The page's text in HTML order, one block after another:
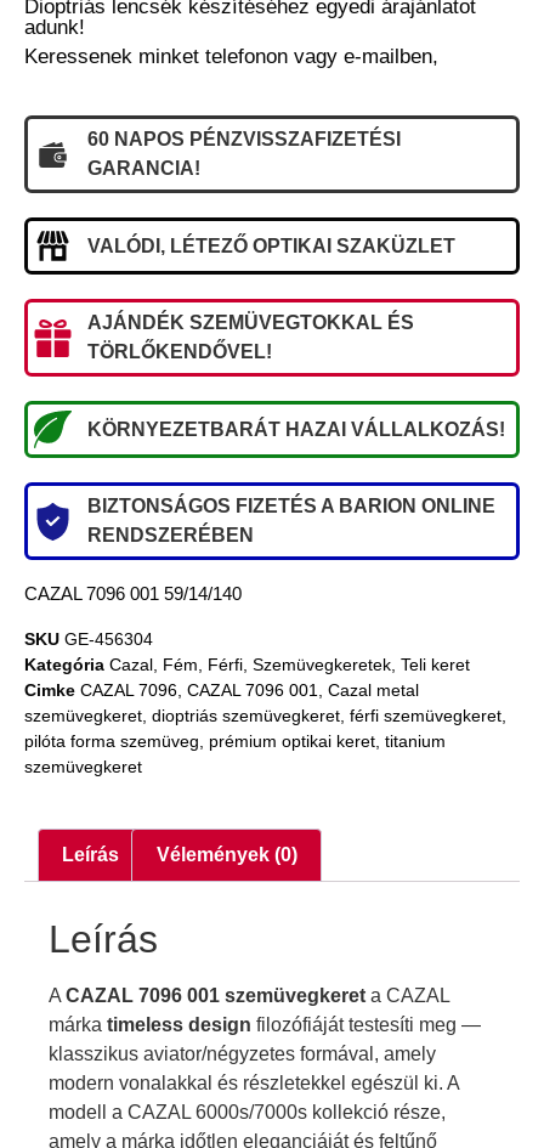
Dioptriás lencsék készítéséhez egyedi árajánlatot
adunk!
Keressenek minket telefonon vagy e-mailben,
60 NAPOS PÉNZVISSZAFIZETÉSI
GARANCIA!
VALÓDI, LÉTEZŐ OPTIKAI SZAKÜZLET
AJÁNDÉK SZEMÜVEGTOKKAL ÉS
TÖRLŐKENDŐVEL!
KÖRNYEZETBARÁT HAZAI VÁLLALKOZÁS!
BIZTONSÁGOS FIZETÉS A BARION ONLINE
RENDSZERÉBEN
CAZAL 7096 001 59/14/140
SKU GE-456304
Kategória Cazal Fém Férfi Szemüvegkeretek Teli keret
Cimke CAZAL 7096 CAZAL 7096 001
Cazal metal
szemüvegkeret dioptriás szemüvegkeret férfi szemüvegkeret
pilóta forma szemüveg
prémium optikai keret titanium
szemüvegkeret
Leírás Vélemények (0)
Leírás
A CAZAL 7096 001 szemüvegkeret a CAZAL
márka timeless design filozófiáját testesíti meg —
klasszikus aviator/négyzetes formával, amely
modern vonalakkal és részletekkel egészül ki. A
modell a CAZAL 6000s/7000s kollekció része,
amely a márka időtlen eleganciáját és feltűnő